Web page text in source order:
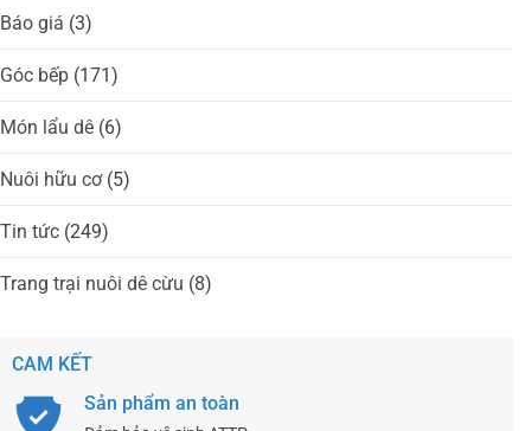
Báo giá (3)
Góc bếp (171)
Món lẩu dê (6)
Nuôi hữu cơ(5)
Tin tức (249)
Trang trại nuôi dê cừu (8)
CAM KẾT
Sản phẩm an toàn